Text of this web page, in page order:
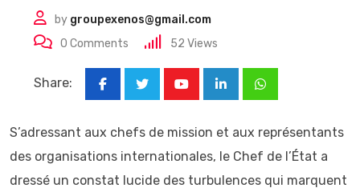
by groupexenos@gmail.com
0 Comments 52 Views
Share:
LinkedInWhatsapp
S’adressant aux chefs de mission et aux représentants
des organisations internationales, le Chef de l’État a
dressé un constat lucide des turbulences qui marquent